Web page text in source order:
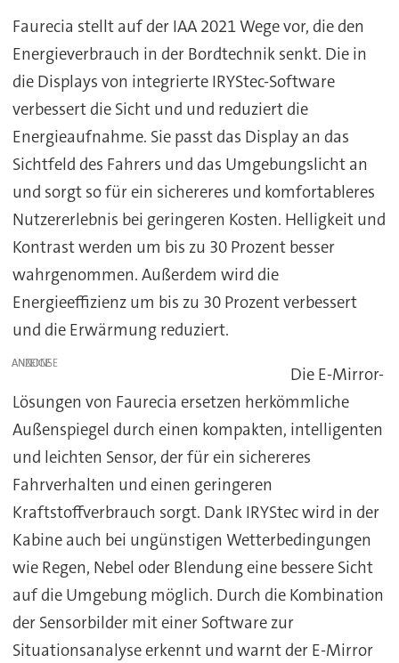
Faurecia stellt auf der IAA 2021 Wege vor, die den
Energieverbrauch in der Bordtechnik senkt. Die in
die Displays von integrierte IRYStec-Software
verbessert die Sicht und und reduziert die
Energieaufnahme. Sie passt das Display an das
Sichtfeld des Fahrers und das Umgebungslicht an
und sorgt so für ein sichereres und komfortableres
Nutzererlebnis bei geringeren Kosten. Helligkeit und
Kontrast werden um bis zu 30 Prozent besser
wahrgenommen. Außerdem wird die
Energieeffizienz um bis zu 30 Prozent verbessert
und die Erwärmung reduziert.
ANZEIGE
Die E-Mirror-
Lösungen von Faurecia ersetzen herkömmliche
Außenspiegel durch einen kompakten, intelligenten
und leichten Sensor, der für ein sichereres
Fahrverhalten und einen geringeren
Kraftstoffverbrauch sorgt. Dank IRYStec wird in der
Kabine auch bei ungünstigen Wetterbedingungen
wie Regen, Nebel oder Blendung eine bessere Sicht
auf die Umgebung möglich. Durch die Kombination
der Sensorbilder mit einer Software zur
Situationsanalyse erkennt und warnt der E-Mirror